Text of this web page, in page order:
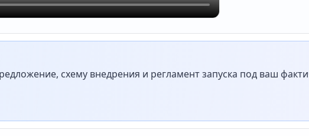
схему внедрения и регламент запуска под ваш